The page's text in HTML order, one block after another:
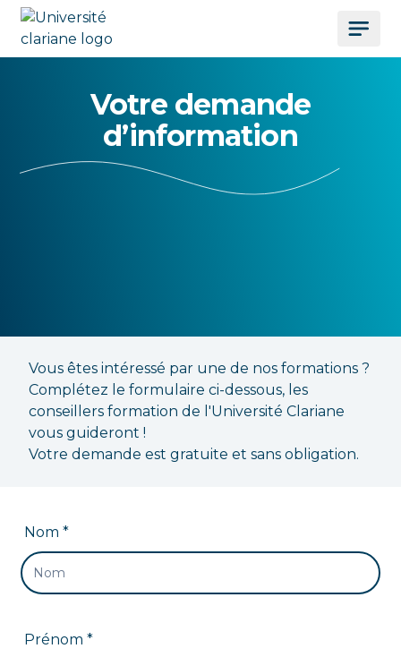
Votre demande
d’information
Vous êtes intéressé par une de nos formations ?
Complétez le formulaire ci-dessous, les
conseillers formation de l'Université Clariane
vous guideront !
Votre demande est gratuite et sans obligation.
Nom *
Prénom *